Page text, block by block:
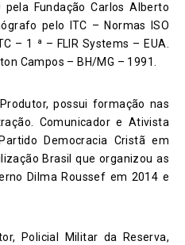
Fundação Carlos Alberto
pelo ITC – Normas ISO
– 1 ª – FLIR Systems – EUA.
Campos – BH/MG – 1991.
possui formação nas
Comunicador e Ativista
Democracia Cristã em
Brasil que organizou as
Dilma Roussef em 2014 e
Policial Militar da Reserva,